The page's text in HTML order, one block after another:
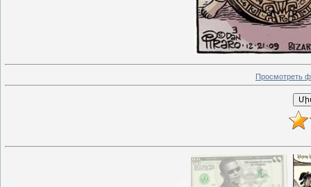
Просмотреть